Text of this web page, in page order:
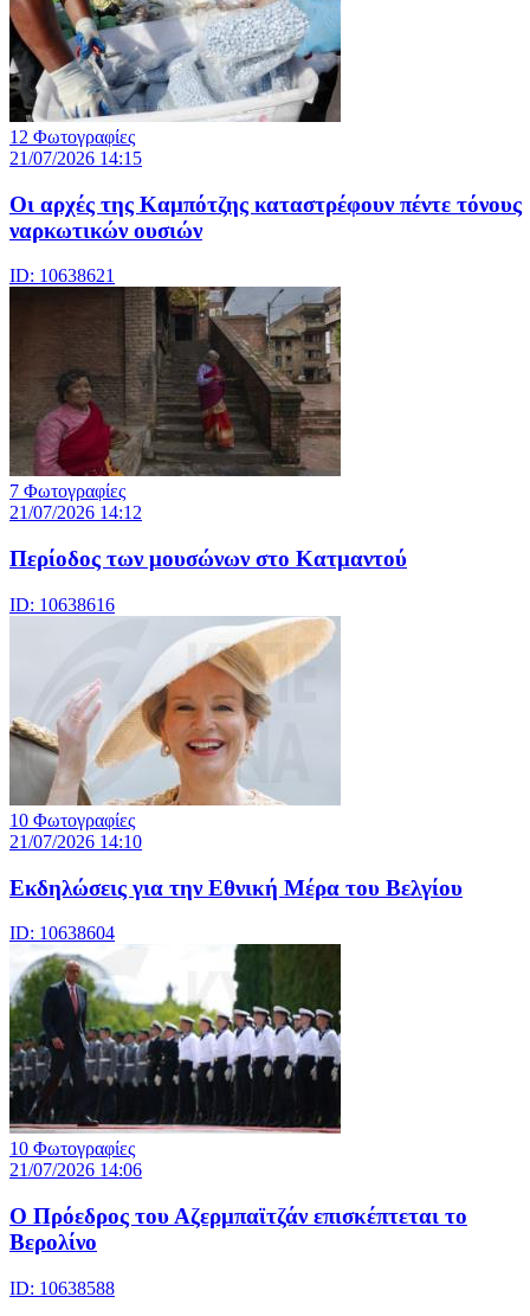
12 Φωτογραφίες
21/07/2026 14:15
Οι αρχές της Καμπότζης καταστρέφουν πέντε τόνους
ναρκωτικών ουσιών
ID: 10638621
7 Φωτογραφίες
21/07/2026 14:12
Περίοδος των μουσώνων στο Κατμαντού
ID: 10638616
10 Φωτογραφίες
21/07/2026 14:10
Eκδηλώσεις για την Εθνική Μέρα του Βελγίου
ID: 10638604
10 Φωτογραφίες
21/07/2026 14:06
Ο Πρόεδρος του Αζερμπαϊτζάν επισκέπτεται το
Βερολίνο
ID: 10638588